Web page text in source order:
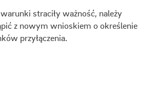
straciły ważność, należy
z nowym wnioskiem o określenie
przyłączenia.